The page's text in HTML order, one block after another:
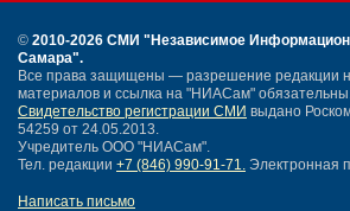
© 2010-2026 СМИ "Независимое
Самара".
Все права защищены — разрешение редакции
материалов и ссылка на "НИАСам"
Свидетельство регистрации СМИ выдано
54259 от 24.05.2013.
Учредитель ООО "НИАСам".
Тел. редакции +7 (846) 990-91-71. Электронная
Написать письмо